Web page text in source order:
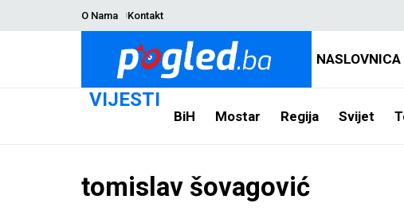
O Nama Kontakt
NASLOVNICA
VIJESTI
BiH Mostar Regija Svijet
tomislav šovagović